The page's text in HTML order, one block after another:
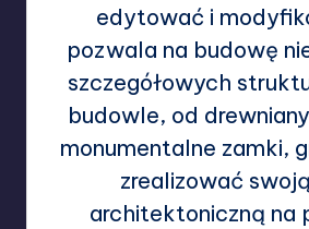
edytować i
pozwala na budowę
szczegółowych
budowle, od
monumentalne zamki,
zrealizować
architektoniczną na